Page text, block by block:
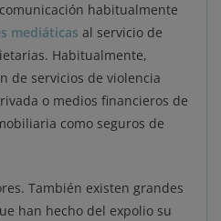
habitualmente
mediáticas al servicio de
Habitualmente,
de servicios de violencia
o medios financieros de
como seguros de
También existen grandes
han hecho del expolio su